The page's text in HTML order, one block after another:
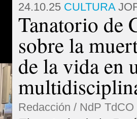
24.10.25 CULTURA
Tanatorio de
sobre la
de la vida en
Redacción / NdP TdCO